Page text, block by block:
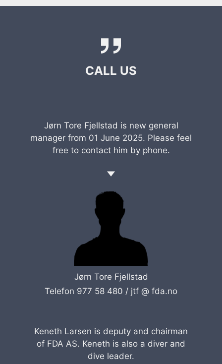
CALL US
Jørn Tore Fjellstad is new general
manager from 01 June 2025. Please feel
free to contact him by phone.
Jørn Tore Fjellstad
Telefon 977 58 480 / jtf @ fda.no
Keneth Larsen is deputy and chairman
of FDA AS. Keneth is also a diver and
dive leader.